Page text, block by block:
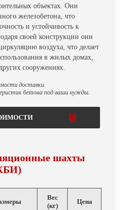
объектах. Они
железобетона, что
и устойчивость к
своей конструкции они
воздуха, что делает
в жилых домах,
сооружениях.
доставки.
бетона под ваши нужды.
шахты
Вес
(кг)
Цена